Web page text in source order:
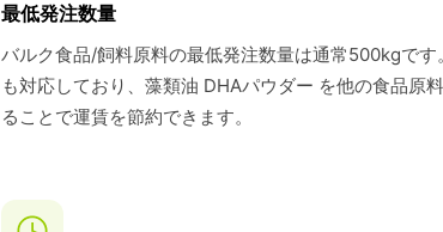
最低発注数量
バルク食品/飼料原料の最低発注数量は通常500kgです
も対応しており、藻類油 DHAパウダー を他の食品原
ることで運賃を節約できます。